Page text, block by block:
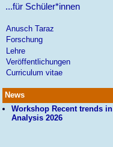
...für Schüler*innen
Anusch Taraz
Forschung
Lehre
Veröffentlichungen
Curriculum vitae
News
Workshop Recent trends in
Analysis 2026